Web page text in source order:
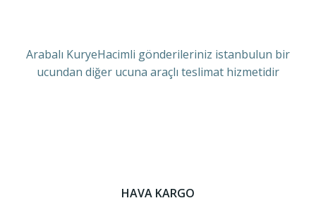
Arabalı KuryeHacimli gönderileriniz istanbulun bir
ucundan diğer ucuna araçlı teslimat hizmetidir
HAVA KARGO